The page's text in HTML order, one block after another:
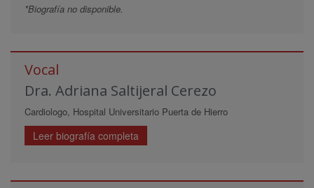
*Biografía no disponible.
Vocal
Dra. Adriana Saltijeral Cerezo
Cardiologo, Hospital Universitario Puerta de Hierro
Leer biografía completa